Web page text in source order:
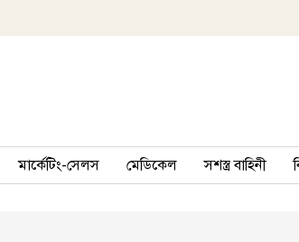
মার্কেটিং-সেলস মেডিকেল সশস্ত্র বাহিনী